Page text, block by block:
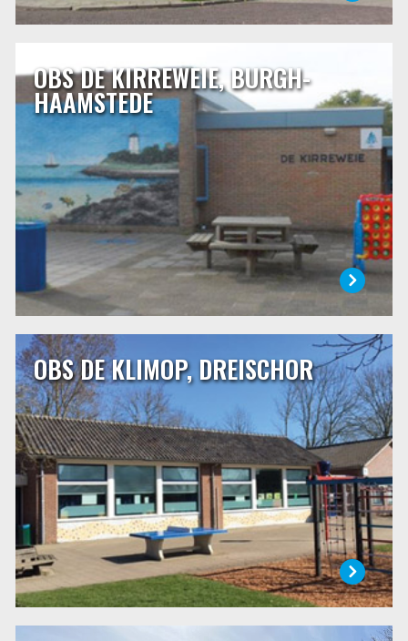
OBS DE KIRREWEIE, BURGH-
HAAMSTEDE
OBS DE KIRREWEIE, BURGH-HAAMSTEDE
Het weiland waarop in 1969 de school werd gebouwd
stond bekend onder de naam “het kirreweitje” (klein stuk
weiland). Het Schouwse woord kirretje betekent: mens, dier
of ding dat klein van stuk is. Daar komt de naam van onze
school vandaan.
LEES MEER
OBS DE KLIMOP, DREISCHOR
OBS DE KLIMOP, DREISCHOR
OBS De Klimop is een dorpsschool van ongeveer 75
leerlingen in Dreischor. Onze school is een openbare
school die een centrale plaats inneemt binnen de
dorpsgemeenschap. Wij staan voor samen, verbindend,
liefdevol, vol vertrouwen en met plezier! Het motto van
onze school is: ‘Zorg voor elkaar!’
LEES MEER